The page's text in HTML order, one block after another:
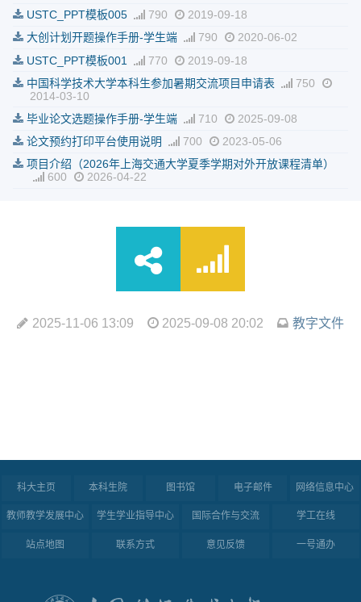
USTC_PPT模板005
790
2019-09-18
大创计划开题操作手册-学生端
790
2020-06-02
USTC_PPT模板001
770
2019-09-18
中国科学技术大学本科生参加暑期交流项目申请表
750
2014-03-10
毕业论文选题操作手册-学生端
710
2025-09-08
论文预约打印平台使用说明
700
2023-05-06
项目介绍（2026年上海交通大学夏季学期对外开放课程清单）
600
2026-04-22
2025-11-06 13:09 2025-09-08 20:02 教字文件
科大主页 本科生院 图书馆 电子邮件 网络信息中心
教师教学发展中心 学生学业指导中心 国际合作与交流 学工在线
站点地图 联系方式 意见反馈 一号通办